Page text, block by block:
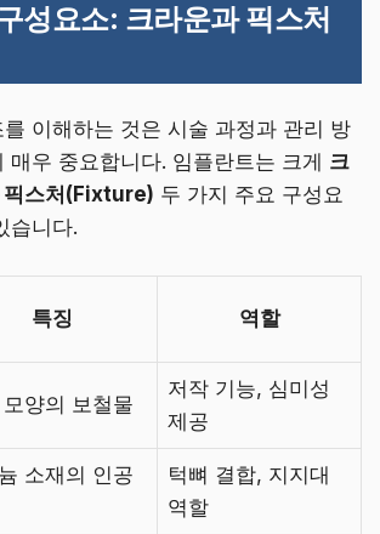
성요소: 크라운과 픽스처
이해하는 것은 시술 과정과 관리 방
매우 중요합니다. 임플란트는 크게 크
스처(Fixture) 두 가지 주요 구성요
습니다.
특징 역할
양의 보철물
저작 기능, 심미성
제공
소재의 인공
턱뼈 결합, 지지대
역할